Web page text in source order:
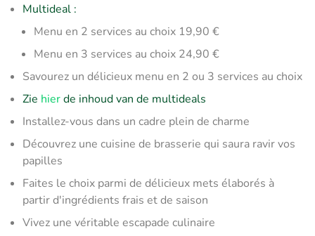
Multideal :
Menu en 2 services au choix 19,90 €
Menu en 3 services au choix 24,90 €
Savourez un délicieux menu en 2 ou 3 services au choix
Zie hierde inhoud van de multideals
Installez-vous dans un cadre plein de charme
Découvrez une cuisine de brasserie qui saura ravir vos
papilles
Faites le choix parmi de délicieux mets élaborés à
partir d'ingrédients frais et de saison
Vivez une véritable escapade culinaire